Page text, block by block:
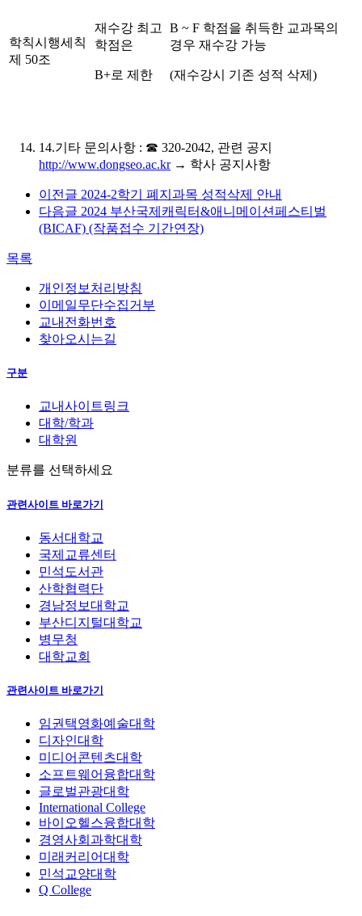
학칙시행세칙
제 50조
재수강 최고
학점은
B+로 제한
B ~ F 학점을 취득한 교과목의
경우 재수강 가능
(재수강시 기존 성적 삭제)
14.기타 문의사항 : ☎ 320-2042, 관련 공지
http://www.dongseo.ac.kr→ 학사 공지사항
이전글 2024-2학기 폐지과목 성적삭제 안내
다음글 2024 부산국제캐릭터&애니메이션페스티벌
(BICAF) (작품접수 기간연장)
목록
개인정보처리방침
이메일무단수집거부
교내전화번호
찾아오시는길
구분
교내사이트링크
대학/학과
대학원
분류를 선택하세요
관련사이트 바로가기
동서대학교
국제교류센터
민석도서관
산학협력단
경남정보대학교
부산디지털대학교
병무청
대학교회
관련사이트 바로가기
임권택영화예술대학
디자인대학
미디어콘텐츠대학
소프트웨어융합대학
글로벌관광대학
International College
바이오헬스융합대학
경영사회과학대학
미래커리어대학
민석교양대학
Q College